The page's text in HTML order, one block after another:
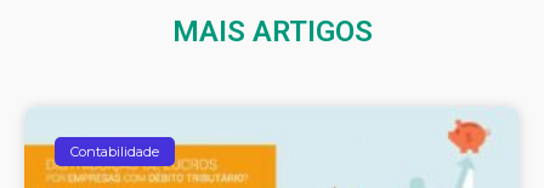
MAIS ARTIGOS
Contabilidade